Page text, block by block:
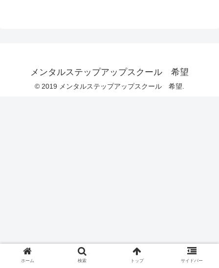
メンタルステップアップスクール 希望
© 2019 メンタルステップアップスクール 希望.
ホーム 検索 トップ サイドバー